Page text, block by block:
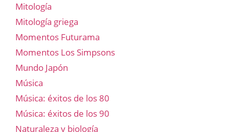
Mitología
Mitología griega
Momentos Futurama
Momentos Los Simpsons
Mundo Japón
Música
Música: éxitos de los 80
Música: éxitos de los 90
Naturaleza y biología